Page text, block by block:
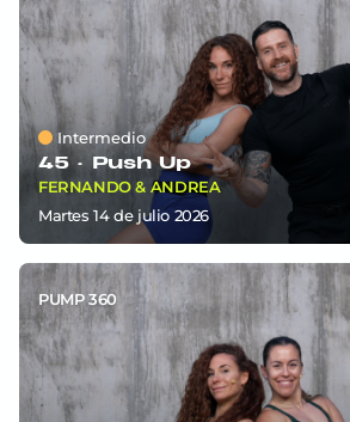
Intermedio
45 · Push Up
FERNANDO & ANDREA
martes 14de julio 2026
PUMP 360